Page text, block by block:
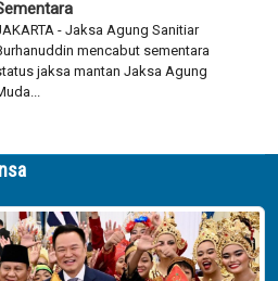
- Jaksa Agung Sanitiar
mencabut sementara
jaksa mantan Jaksa Agung